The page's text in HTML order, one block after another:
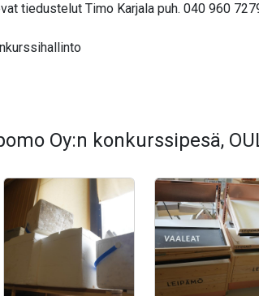
tiedustelut Timo Karjala puh. 040 960
Oy:n konkurssipesä,